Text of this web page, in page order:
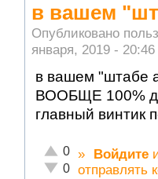
в вашем
Опубликовано
января, 2019 - 20:46
в вашем "штабе
ВООБЩЕ 100%
главный винтик
Отлично!
0
Неадекватно!
0
» Войдите
отправлять